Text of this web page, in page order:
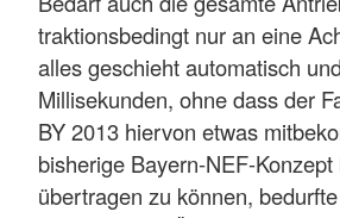
traktionsbedingt nur an eine
alles geschieht automatisch
Millisekunden, ohne dass der
BY 2013 hiervon etwas
bisherige Bayern-NEF-
übertragen zu können,